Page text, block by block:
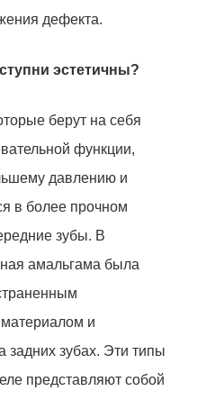
дефекта.
эстетичны?
берут на себя
функции,
давлению и
в более прочном
зубы. В
амальгама была
и
задних зубах. Эти типы
представляют собой